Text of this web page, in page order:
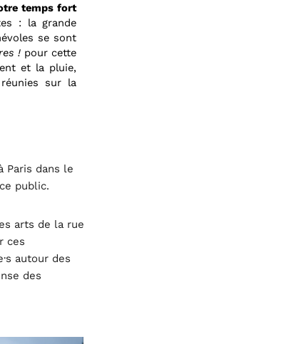
temps fort
: la grande
se sont
!pour cette
et la pluie,
sur la
Paris dans le
public.
arts de la rue
ces
autour des
des